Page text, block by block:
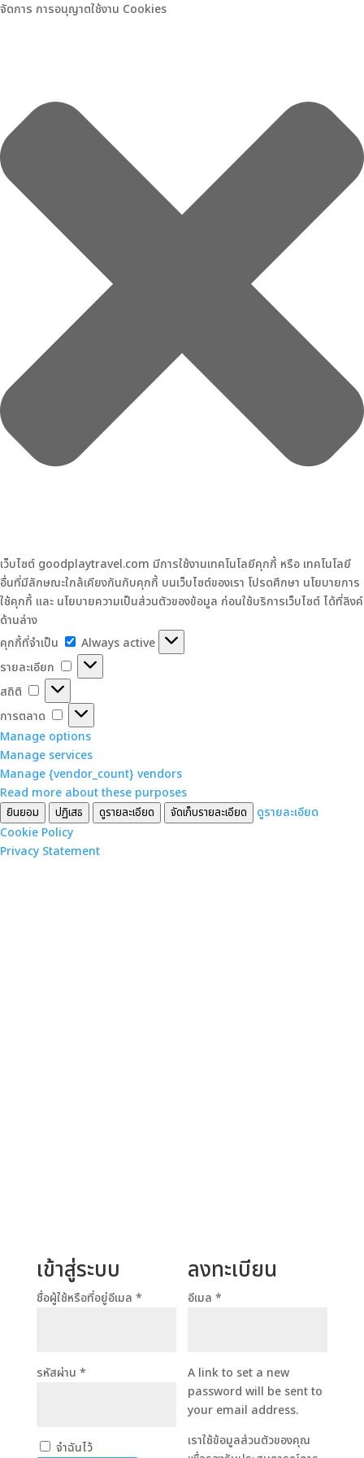
จัดการ การอนุญาตใช้งาน Cookies
เว็บไซต์ goodplaytravel.com มีการใช้งานเทคโนโลยีคุกกี้ หรือ เทคโนโลยี
อื่นที่มีลักษณะใกล้เคียงกันกับคุกกี้ บนเว็บไซต์ของเรา โปรดศึกษา นโยบายการ
ใช้คุกกี้ และ นโยบายความเป็นส่วนตัวของข้อมูล ก่อนใช้บริการเว็บไซต์ ได้ที่ลิงค์
ด้านล่าง
คุกกี้ที่จำเป็น
คุกกี้
ที่
จำเป็น
Always active
รายละเอียก
ราย
ละ
เอี
ยก
สถิติ
สถิติ
การตลาด
การ
ตลาด
Manage options
Manage services
Manage {vendor_count} vendors
Read more about these purposes
ยินยอม ปฏิเสธ ดูรายละเอียด จัดเก็บรายละเอียด
ดูรายละเอียด
Cookie Policy
Privacy Statement
เข้าสู่ระบบ
ชื่อผู้ใช้หรือที่อยู่อีเมล *ต้องการ
รหัสผ่าน *ต้องการ
จำฉันไว้
ลงทะเบียน
อีเมล*
A link to set a new
password will be sent to
your email address.
เราใช้ข้อมูลส่วนตัวของคุณ